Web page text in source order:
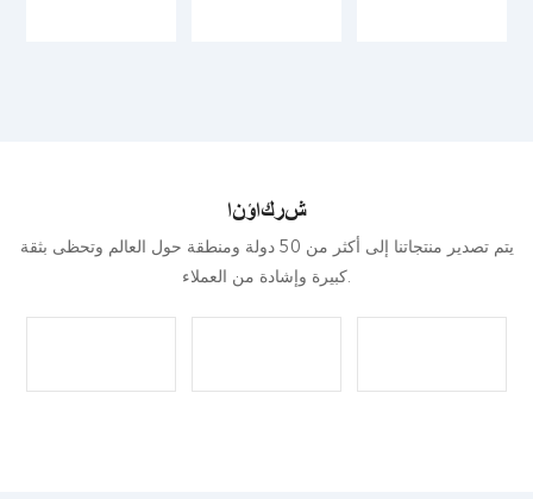
شركاؤنا
يتم تصدير منتجاتنا إلى أكثر من 50 دولة ومنطقة حول العالم وتحظى بثقة